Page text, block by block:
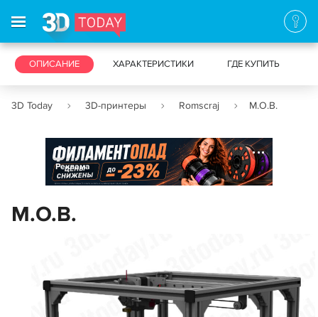
3D-ПРИНТЕРЫ 3D-СКАНЕРЫ
ОПИСАНИЕ ХАРАКТЕРИСТИКИ ГДЕ КУПИТЬ
3D Today 3D-принтеры Romscraj M.O.B.
Реклама
M.O.B.